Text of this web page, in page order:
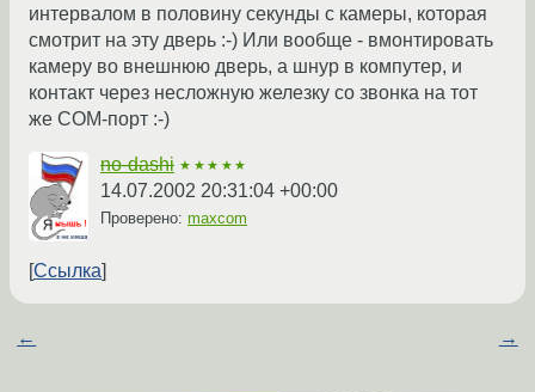
интервалом в половину секунды с камеры, которая
смотрит на эту дверь :-) Или вообще - вмонтировать
камеру во внешнюю дверь, а шнур в компутер, и
контакт через несложную железку со звонка на тот
же COM-порт :-)
no-dashi ★★★★★
14.07.2002 20:31:04 +00:00
Проверено: maxcom
Ссылка
← →